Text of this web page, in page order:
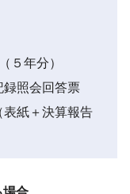
５年分）
録照会回答票
紙＋決算報告